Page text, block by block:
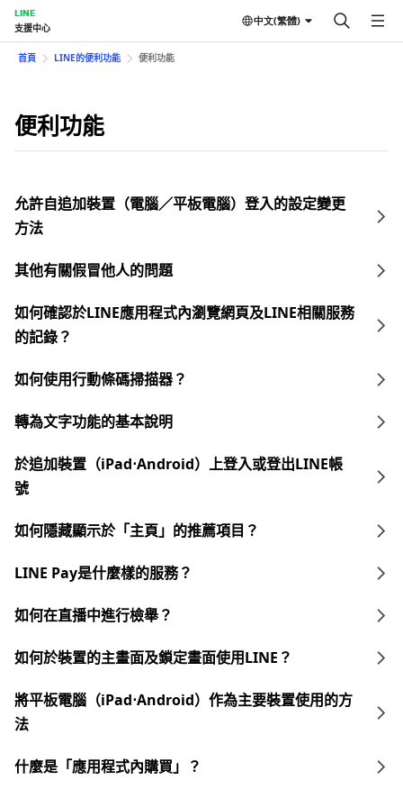
LINE
支援中心
中文(繁體)
首頁 LINE的便利功能 便利功能
便利功能
允許自追加裝置（電腦／平板電腦）登入的設定變更
方法
其他有關假冒他人的問題
如何確認於LINE應用程式內瀏覽網頁及LINE相關服務
的記錄？
如何使用行動條碼掃描器？
轉為文字功能的基本說明
於追加裝置（iPad⋅Android）上登入或登出LINE帳
號
如何隱藏顯示於「主頁」的推薦項目？
LINE Pay是什麼樣的服務？
如何在直播中進行檢舉？
如何於裝置的主畫面及鎖定畫面使用LINE？
將平板電腦（iPad⋅Android）作為主要裝置使用的方
法
什麼是「應用程式內購買」？